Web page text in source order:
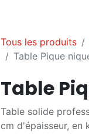
Tous les produits
Table Pique
Table
Table solide
cm d'épaisseur, en